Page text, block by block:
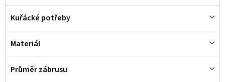
Kuřácké potřeby
Materiál
Průměr zábrusu
t
ů